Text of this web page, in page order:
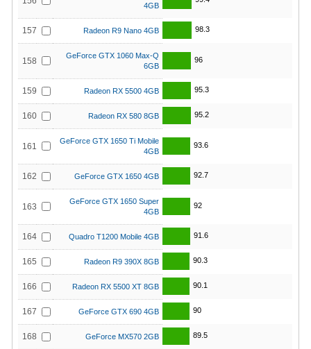
4GB
157 Radeon R9 Nano 4GB 98.3
158
GeForce GTX 1060 Max-Q
6GB
96
159 Radeon RX 5500 4GB 95.3
160 Radeon RX 580 8GB 95.2
161
GeForce GTX 1650 Ti Mobile
4GB
93.6
162 GeForce GTX 1650 4GB 92.7
163
GeForce GTX 1650 Super
4GB
92
164 Quadro T1200 Mobile 4GB 91.6
165 Radeon R9 390X 8GB 90.3
166 Radeon RX 5500 XT 8GB 90.1
167 GeForce GTX 690 4GB 90
168 GeForce MX570 2GB 89.5